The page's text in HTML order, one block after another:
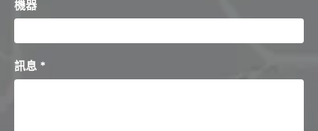
機器
訊息 *